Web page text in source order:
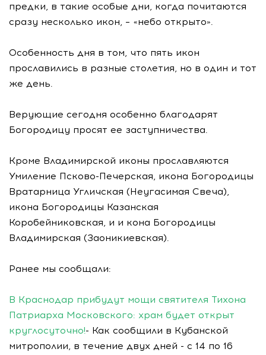
предки, в такие особые дни, когда почитаются
сразу несколько икон, – «небо открыто».
Особенность дня в том, что пять икон
прославились в разные столетия, но в один и тот
же день.
Верующие сегодня особенно благодарят
Богородицу просят ее заступничества.
Кроме Владимирской иконы прославляются
Умиление Псково-Печерская, икона Богородицы
Вратарница Угличская (Неугасимая Свеча),
икона Богородицы Казанская
Коробейниковская, и и кона Богородицы
Владимирская (Заоникиевская).
Ранее мы сообщали:
В Краснодар прибудут мощи святителя Тихона
Патриарха Московского: храм будет открыт
круглосуточно!- Как сообщили в Кубанской
митрополии, в течение двух дней - с 14 по 16